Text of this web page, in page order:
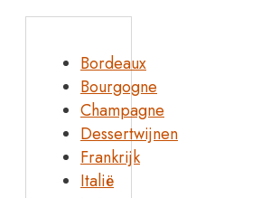
Bordeaux
Bourgogne
Champagne
Dessertwijnen
Frankrijk
Italië